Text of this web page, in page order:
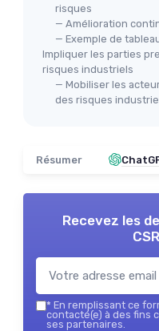
risques
— Amélioration
— Exemple de
Impliquer les parties
risques industriels
— Mobiliser les
des risques
Résumer
Recevez les
* En remplissant ce
contacté(e) à des fins
ses partenaires.